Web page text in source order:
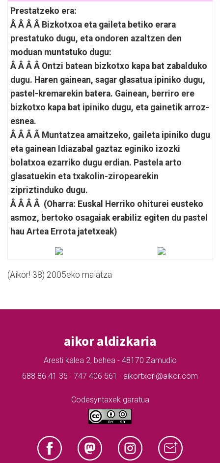
Prestatzeko era:
Â Â Â Â Bizkotxoa eta gaileta betiko erara
prestatuko dugu, eta ondoren azaltzen den
moduan muntatuko dugu:
Â Â Â Â Ontzi batean bizkotxo kapa bat zabalduko
dugu. Haren gainean, sagar glasatua ipiniko dugu,
pastel-kremarekin batera. Gainean, berriro ere
bizkotxo kapa bat ipiniko dugu, eta gainetik arroz-
esnea.
Â Â Â Â Muntatzea amaitzeko, gaileta ipiniko dugu
eta gainean Idiazabal gaztaz eginiko izozki
bolatxoa ezarriko dugu erdian. Pastela arto
glasatuekin eta txakolin-ziropearekin
zipriztinduko dugu.
Â Â Â Â (Oharra: Euskal Herriko ohiturei eusteko
asmoz, bertoko osagaiak erabiliz egiten du pastel
hau Artea Errota jatetxeak)
(Aikor! 38) 2005eko maiatza
aikor aldizkaria
Aresti kalea 2, behea - 48170 Zamudio
688 86 41 35 · 747 406 561 · aikortxori@aikor.com
Codesyntaxek garatua